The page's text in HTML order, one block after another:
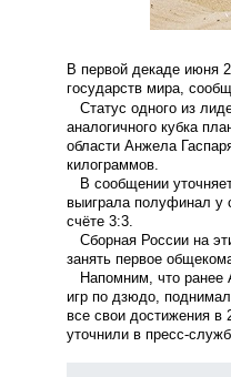
В первой декаде июня
государств мира,
Статус одного из
аналогичного кубка
области Анжела
килограммов.
В сообщении
выиграла полуфинал у
счёте 3:3.
Сборная России на
занять первое
Напомним, что ранее
игр по дзюдо,
все свои достижения в
уточнили в пресс-